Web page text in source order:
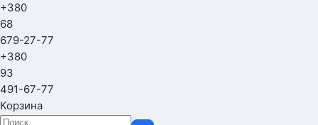
+380
68
679-27-77
+380
93
491-67-77
Корзина